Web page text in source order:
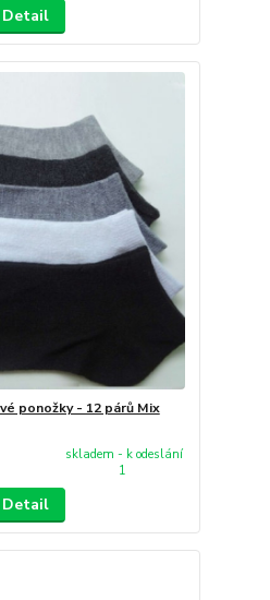
Detail
ponožky - 12 párů Mix
skladem - k odeslání
1
Detail